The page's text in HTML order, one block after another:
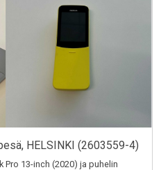
HELSINKI (2603559-4)
13-inch (2020) ja puhelin